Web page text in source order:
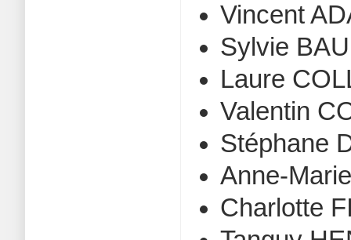
Vincent
Sylvie
Laure
Valentin
Stéphane
Anne-
Charlotte